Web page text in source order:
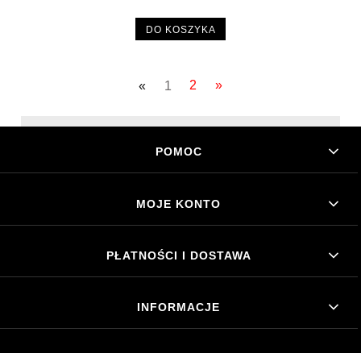
DO KOSZYKA
« 1 2 »
POMOC
MOJE KONTO
PŁATNOŚCI I DOSTAWA
INFORMACJE